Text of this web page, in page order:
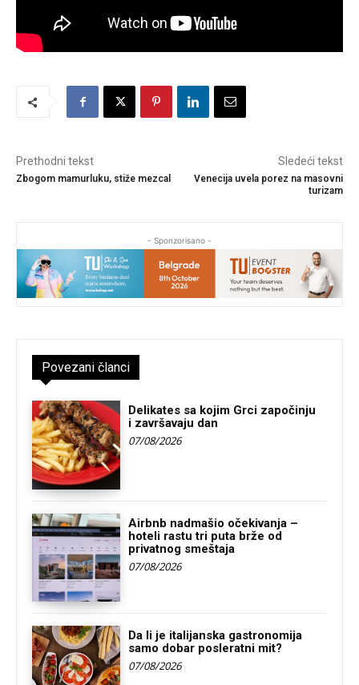
Prethodni tekst
Zbogom mamurluku, stiže mezcal
Sledeći tekst
Venecija uvela porez na masovni
turizam
- Sponzorisano -
Povezani članci
Delikates sa kojim Grci započinju
i završavaju dan
07/08/2026
Airbnb nadmašio očekivanja –
hoteli rastu tri puta brže od
privatnog smeštaja
07/08/2026
Da li je italijanska gastronomija
samo dobar posleratni mit?
07/08/2026